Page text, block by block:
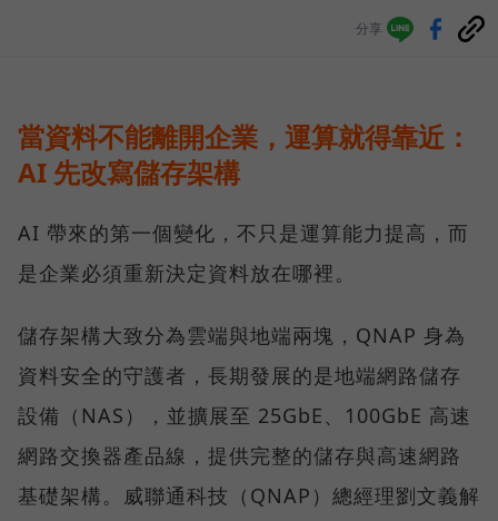
分享
當資料不能離開企業，運算就得靠近：
AI 先改寫儲存架構
AI 帶來的第一個變化，不只是運算能力提高，而
是企業必須重新決定資料放在哪裡。
儲存架構大致分為雲端與地端兩塊，QNAP 身為
資料安全的守護者，長期發展的是地端網路儲存
設備（NAS），並擴展至 25GbE、100GbE 高速
網路交換器產品線，提供完整的儲存與高速網路
基礎架構。威聯通科技（QNAP）總經理劉文義解